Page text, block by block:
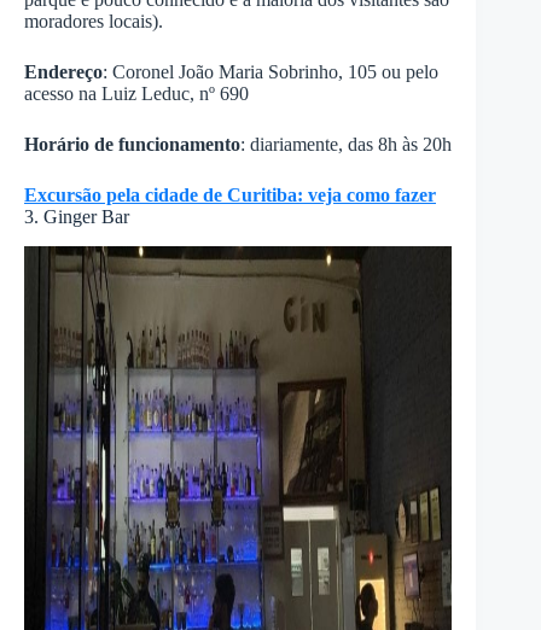
moradores locais).
Endereço: Coronel João Maria Sobrinho, 105 ou pelo
acesso na Luiz Leduc, nº 690
Horário de funcionamento: diariamente, das 8h às 20h
Excursão pela cidade de Curitiba: veja como fazer
3. Ginger Bar